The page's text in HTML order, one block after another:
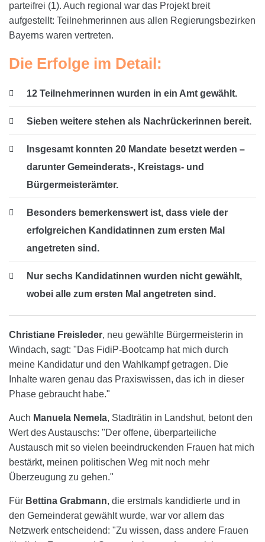
parteifrei (1). Auch regional war das Projekt breit
aufgestellt: Teilnehmerinnen aus allen Regierungsbezirken
Bayerns waren vertreten.
Die Erfolge im Detail:
12 Teilnehmerinnen wurden in ein Amt gewählt.
Sieben weitere stehen als Nachrückerinnen bereit.
Insgesamt konnten 20 Mandate besetzt werden –
darunter Gemeinderats-, Kreistags- und
Bürgermeisterämter.
Besonders bemerkenswert ist, dass viele der
erfolgreichen Kandidatinnen zum ersten Mal
angetreten sind.
Nur sechs Kandidatinnen wurden nicht gewählt,
wobei alle zum ersten Mal angetreten sind.
Christiane Freisleder, neu gewählte Bürgermeisterin in
Windach, sagt: "Das FidiP-Bootcamp hat mich durch
meine Kandidatur und den Wahlkampf getragen. Die
Inhalte waren genau das Praxiswissen, das ich in dieser
Phase gebraucht habe."
Auch Manuela Nemela, Stadträtin in Landshut, betont den
Wert des Austauschs: "Der offene, überparteiliche
Austausch mit so vielen beeindruckenden Frauen hat mich
bestärkt, meinen politischen Weg mit noch mehr
Überzeugung zu gehen."
Für Bettina Grabmann, die erstmals kandidierte und in
den Gemeinderat gewählt wurde, war vor allem das
Netzwerk entscheidend: "Zu wissen, dass andere Frauen